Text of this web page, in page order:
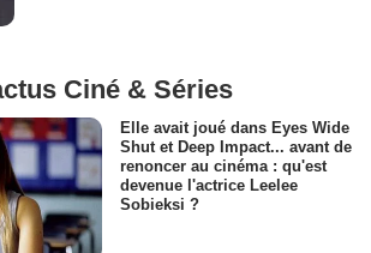
Ciné & Séries
Elle avait joué dans Eyes Wide
Shut et Deep Impact... avant de
renoncer au cinéma : qu'est
devenue l'actrice Leelee
Sobieksi ?